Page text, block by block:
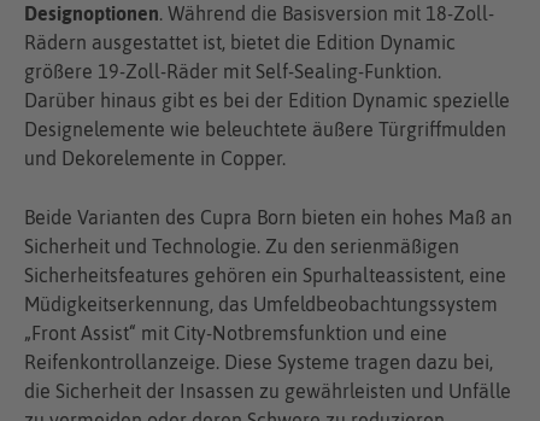
Designoptionen. Während die Basisversion mit 18-Zoll-
Rädern ausgestattet ist, bietet die Edition Dynamic
größere 19-Zoll-Räder mit Self-Sealing-Funktion.
Darüber hinaus gibt es bei der Edition Dynamic spezielle
Designelemente wie beleuchtete äußere Türgriffmulden
und Dekorelemente in Copper.
Beide Varianten des Cupra Born bieten ein hohes Maß an
Sicherheit und Technologie. Zu den serienmäßigen
Sicherheitsfeatures gehören ein Spurhalteassistent, eine
Müdigkeitserkennung, das Umfeldbeobachtungssystem
„Front Assist“ mit City-Notbremsfunktion und eine
Reifenkontrollanzeige. Diese Systeme tragen dazu bei,
die Sicherheit der Insassen zu gewährleisten und Unfälle